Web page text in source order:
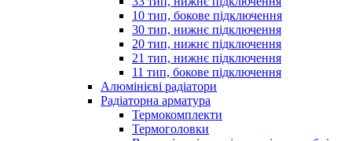
10 тип, бокове підключення
30 тип, нижнє підключення
20 тип, нижнє підключення
21 тип, нижнє підключення
11 тип, бокове підключення
Алюмінієві радіатори
Радіаторна арматура
Термокомплекти
Термоголовки